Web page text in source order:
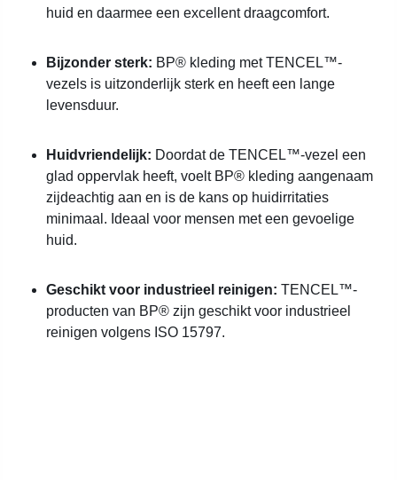
huid en daarmee een excellent draagcomfort.
Bijzonder sterk: BP® kleding met TENCEL™-
vezels is uitzonderlijk sterk en heeft een lange
levensduur.
Huidvriendelijk: Doordat de TENCEL™-vezel een
glad oppervlak heeft, voelt BP® kleding aangenaam
zijdeachtig aan en is de kans op huidirritaties
minimaal. Ideaal voor mensen met een gevoelige
huid.
Geschikt voor industrieel reinigen: TENCEL™-
producten van BP® zijn geschikt voor industrieel
reinigen volgens ISO 15797.